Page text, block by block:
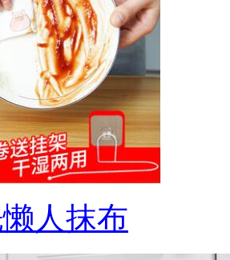
人抹布